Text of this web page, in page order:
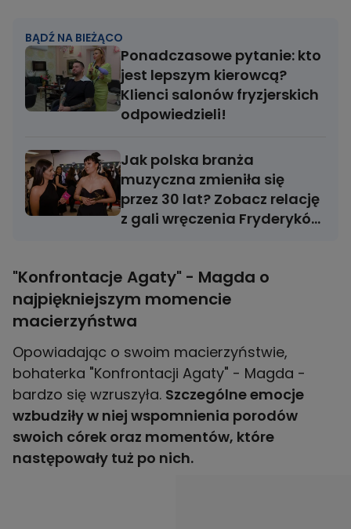
BĄDŹ NA BIEŻĄCO
Ponadczasowe pytanie: kto
jest lepszym kierowcą?
Klienci salonów fryzjerskich
odpowiedzieli!
Jak polska branża
muzyczna zmieniła się
przez 30 lat? Zobacz relację
z gali wręczenia Fryderyków
"Konfrontacje Agaty" - Magda o
najpiękniejszym momencie
macierzyństwa
Opowiadając o swoim macierzyństwie,
bohaterka "Konfrontacji Agaty" - Magda -
bardzo się wzruszyła. Szczególne emocje
wzbudziły w niej wspomnienia porodów
swoich córek oraz momentów, które
następowały tuż po nich.